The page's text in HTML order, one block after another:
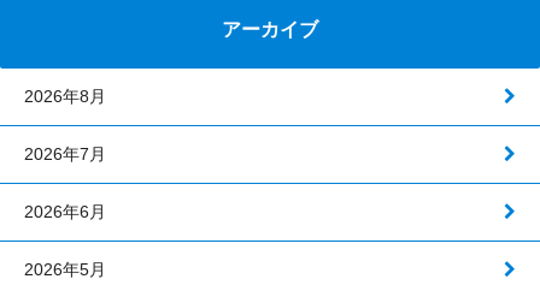
アーカイブ
2026年8月
2026年7月
2026年6月
2026年5月